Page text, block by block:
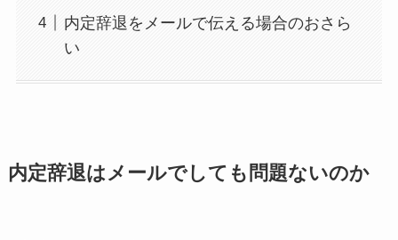
内定辞退をメールで伝える場合のおさら
い
内定辞退はメールでしても問題ないのか